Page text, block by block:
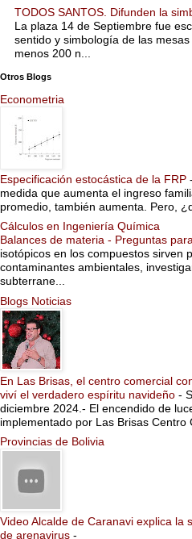
TODOS SANTOS. Difunden la
La plaza 14 de Septiembre fue
sentido y simbología de las
menos 200 n...
Otros Blogs
Econometria
Especificación estocástica de la FRP -
medida que aumenta el ingreso
promedio, también aumenta. Pero,
Cálculos en Ingeniería Química
Balances de materia - Preguntas
isotópicos en los compuestos sirven
contaminantes ambientales,
subterrane...
Blogs Noticias
En Las Brisas, el centro comercial
viví el verdadero espíritu navideño -
diciembre 2024.- El encendido de
implementado por Las Brisas Centro
Provincias de Bolivia
Video Alcalde de Caranavi explica la
de arenavirus -